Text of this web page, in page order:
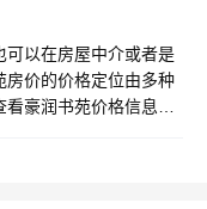
可以在房屋中介或者是
房价的价格定位由多种
豪润书苑价格信息的